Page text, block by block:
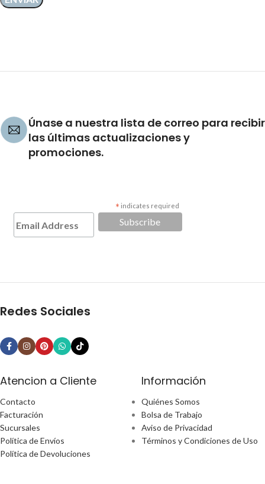
Únase a nuestra lista de correo para recibir
las últimas actualizaciones y
promociones.
* indicates required
Redes Sociales
Atencion a Cliente
Contacto
Facturación
Sucursales
Política de Envíos
Política de Devoluciones
Información
Quiénes Somos
Bolsa de Trabajo
Aviso de Privacidad
Términos y Condiciones de Uso